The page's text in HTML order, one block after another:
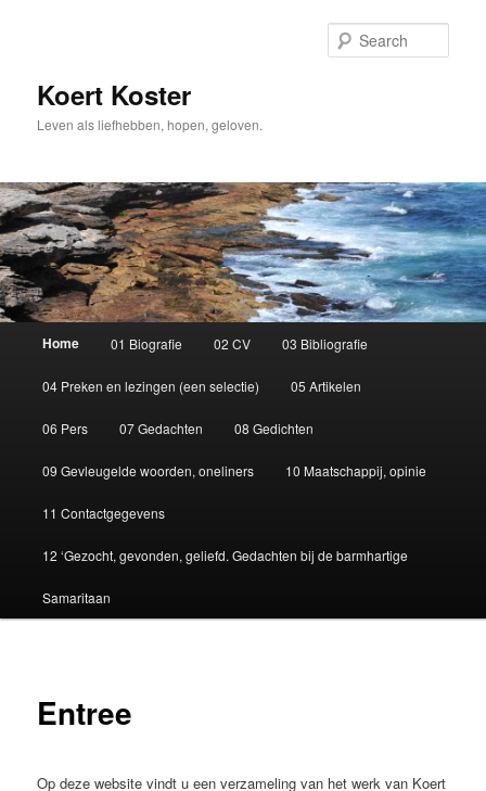
Koert Koster
Leven als liefhebben, hopen, geloven.
Skip
to
primary
Home 01 Biografie 02 CV 03 Bibliografie
04 Preken en lezingen (een selectie) 05 Artikelen
06 Pers 07 Gedachten 08 Gedichten
09 Gevleugelde woorden, oneliners 10 Maatschappij, opinie
11 Contactgegevens
12 ‘Gezocht, gevonden, geliefd. Gedachten bij de barmhartige
Samaritaan
Entree
Op deze website vindt u een verzameling van het werk van Koert